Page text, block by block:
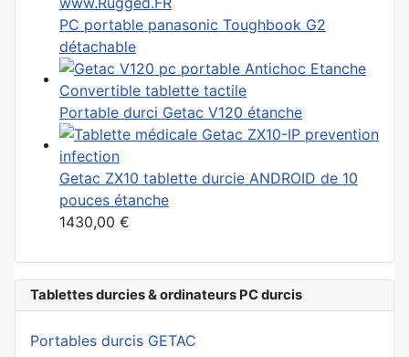
Tablettes durcies & ordinateurs PC durcis
Portables durcis GETAC
PC portable panasonic Toughbook G2
détachable
Portable durci Getac V120 étanche
Getac ZX10 tablette durcie ANDROID de 10
pouces étanche
1430,00 €